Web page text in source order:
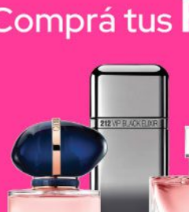
hasta las pieles
propiedades
de la piel. Gracias
solo o en
utilizada de día y de noche.
no contiene parabenos –
ftalatos – sin aceites